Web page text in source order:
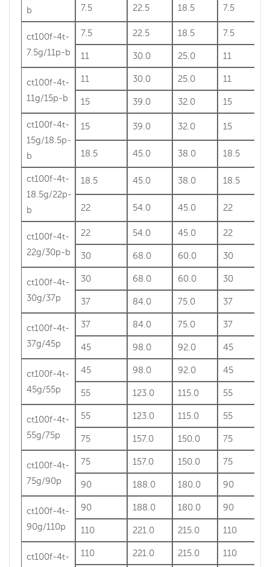
b
7.5 22.5 18.5 7.5
ct100f-4t-
7.5g/11p-b
7.5 22.5 18.5 7.5
11 30.0 25.0 11
ct100f-4t-
11g/15p-b
11 30.0 25.0 11
15 39.0 32.0 15
ct100f-4t-
15g/18.5p-
b
15 39.0 32.0 15
18.5 45.0 38.0 18.5
ct100f-4t-
18.5g/22p-
b
18.5 45.0 38.0 18.5
22 54.0 45.0 22
ct100f-4t-
22g/30p-b
22 54.0 45.0 22
30 68.0 60.0 30
ct100f-4t-
30g/37p
30 68.0 60.0 30
37 84.0 75.0 37
ct100f-4t-
37g/45p
37 84.0 75.0 37
45 98.0 92.0 45
ct100f-4t-
45g/55p
45 98.0 92.0 45
55 123.0 115.0 55
ct100f-4t-
55g/75p
55 123.0 115.0 55
75 157.0 150.0 75
ct100f-4t-
75g/90p
75 157.0 150.0 75
90 188.0 180.0 90
ct100f-4t-
90g/110p
90 188.0 180.0 90
110 221.0 215.0 110
ct100f-4t-
110 221.0 215.0 110